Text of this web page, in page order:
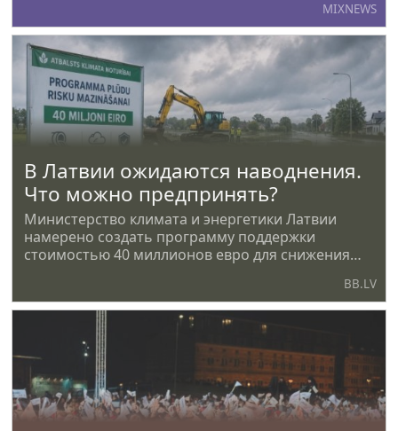
MIXNEWS
В Латвии ожидаются наводнения.
Что можно предпринять?
Министерство климата и энергетики Латвии
намерено создать программу поддержки
стоимостью 40 миллионов евро для снижения
BB.LV